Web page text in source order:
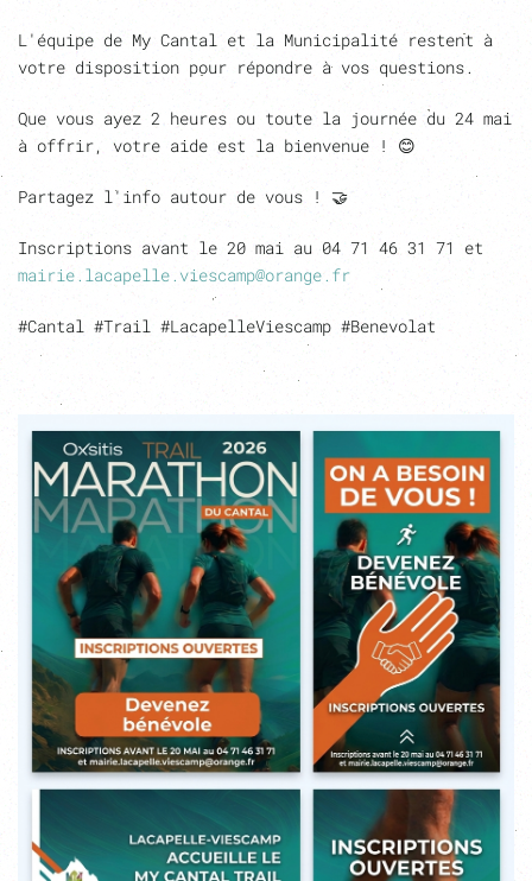
L'équipe de My Cantal et la Municipalité restent à
votre disposition pour répondre à vos questions.
Que vous ayez 2 heures ou toute la journée du 24 mai
à offrir, votre aide est la bienvenue ! 😊
Partagez l'info autour de vous ! 🤝
Inscriptions avant le 20 mai au 04 71 46 31 71 et
mairie.lacapelle.viescamp@orange.fr
#Cantal #Trail #LacapelleViescamp #Benevolat